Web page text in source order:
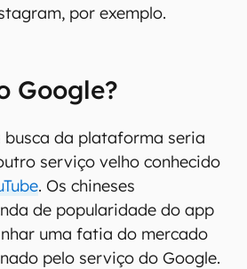
por exemplo.
Google?
busca da plataforma seria
serviço velho conhecido
. Os chineses
de popularidade do app
uma fatia do mercado
pelo serviço do Google.